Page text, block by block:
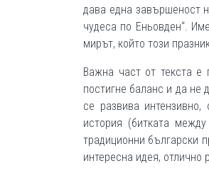
дава една завършеност
чудеса по Еньовден“.
мирът, който този
Важна част от текста е
постигне баланс и да не
се развива
история (битката
традиционни български
интересна идея, отлично